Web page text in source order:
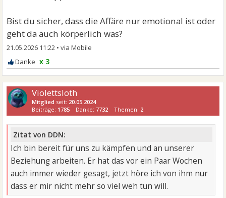
Bist du sicher, dass die Affäre nur emotional ist oder
geht da auch körperlich was?
21.05.2026 11:22 •
x 3
Violettsloth
Mitglied seit: 20.05.2024
Beiträge: 1785 Danke: 7732 Themen: 2
Zitat von DDN:
Ich bin bereit für uns zu kämpfen und an unserer
Beziehung arbeiten. Er hat das vor ein Paar Wochen
auch immer wieder gesagt, jetzt höre ich von ihm nur
dass er mir nicht mehr so viel weh tun will.